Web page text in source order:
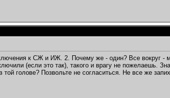
к СЖ и ИЖ. 2. Почему же - один? Все вокруг -
(если это так), такого и врагу не пожелаешь.
голове? Позвольте не согласиться. Не все же